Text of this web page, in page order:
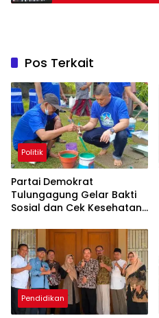
Pos Terkait
Politik
Partai Demokrat
Tulungagung Gelar Bakti
Sosial dan Cek Kesehatan
Pendidikan